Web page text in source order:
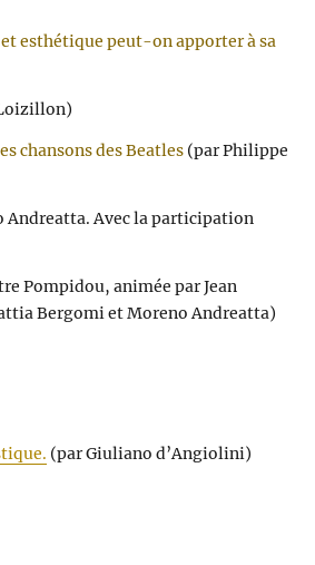
esthétique peut-on apporter à sa
chansons des Beatles(par Philippe
Andreatta. Avec la participation
Pompidou, animée par Jean
Bergomi et Moreno Andreatta)
(par Giuliano d’Angiolini)